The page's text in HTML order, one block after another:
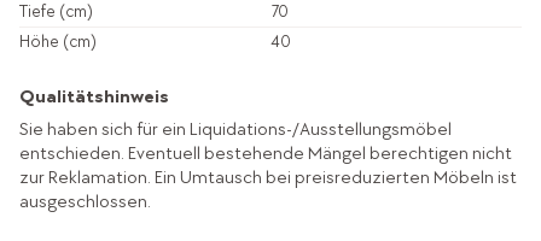
Tiefe (cm)
70
Höhe (cm)
40
Qualitätshinweis
Sie haben sich für ein Liquidations-/Ausstellungsmöbel
entschieden. Eventuell bestehende Mängel berechtigen nicht
zur Reklamation. Ein Umtausch bei preisreduzierten Möbeln ist
ausgeschlossen.